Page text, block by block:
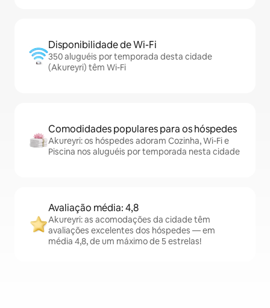
Disponibilidade de Wi-Fi
350 aluguéis por temporada desta cidade
(Akureyri) têm Wi-Fi
Comodidades populares para os hóspedes
Akureyri: os hóspedes adoram Cozinha, Wi-Fi e
Piscina nos aluguéis por temporada nesta cidade
Avaliação média: 4,8
Akureyri: as acomodações da cidade têm
avaliações excelentes dos hóspedes — em
média 4,8, de um máximo de 5 estrelas!